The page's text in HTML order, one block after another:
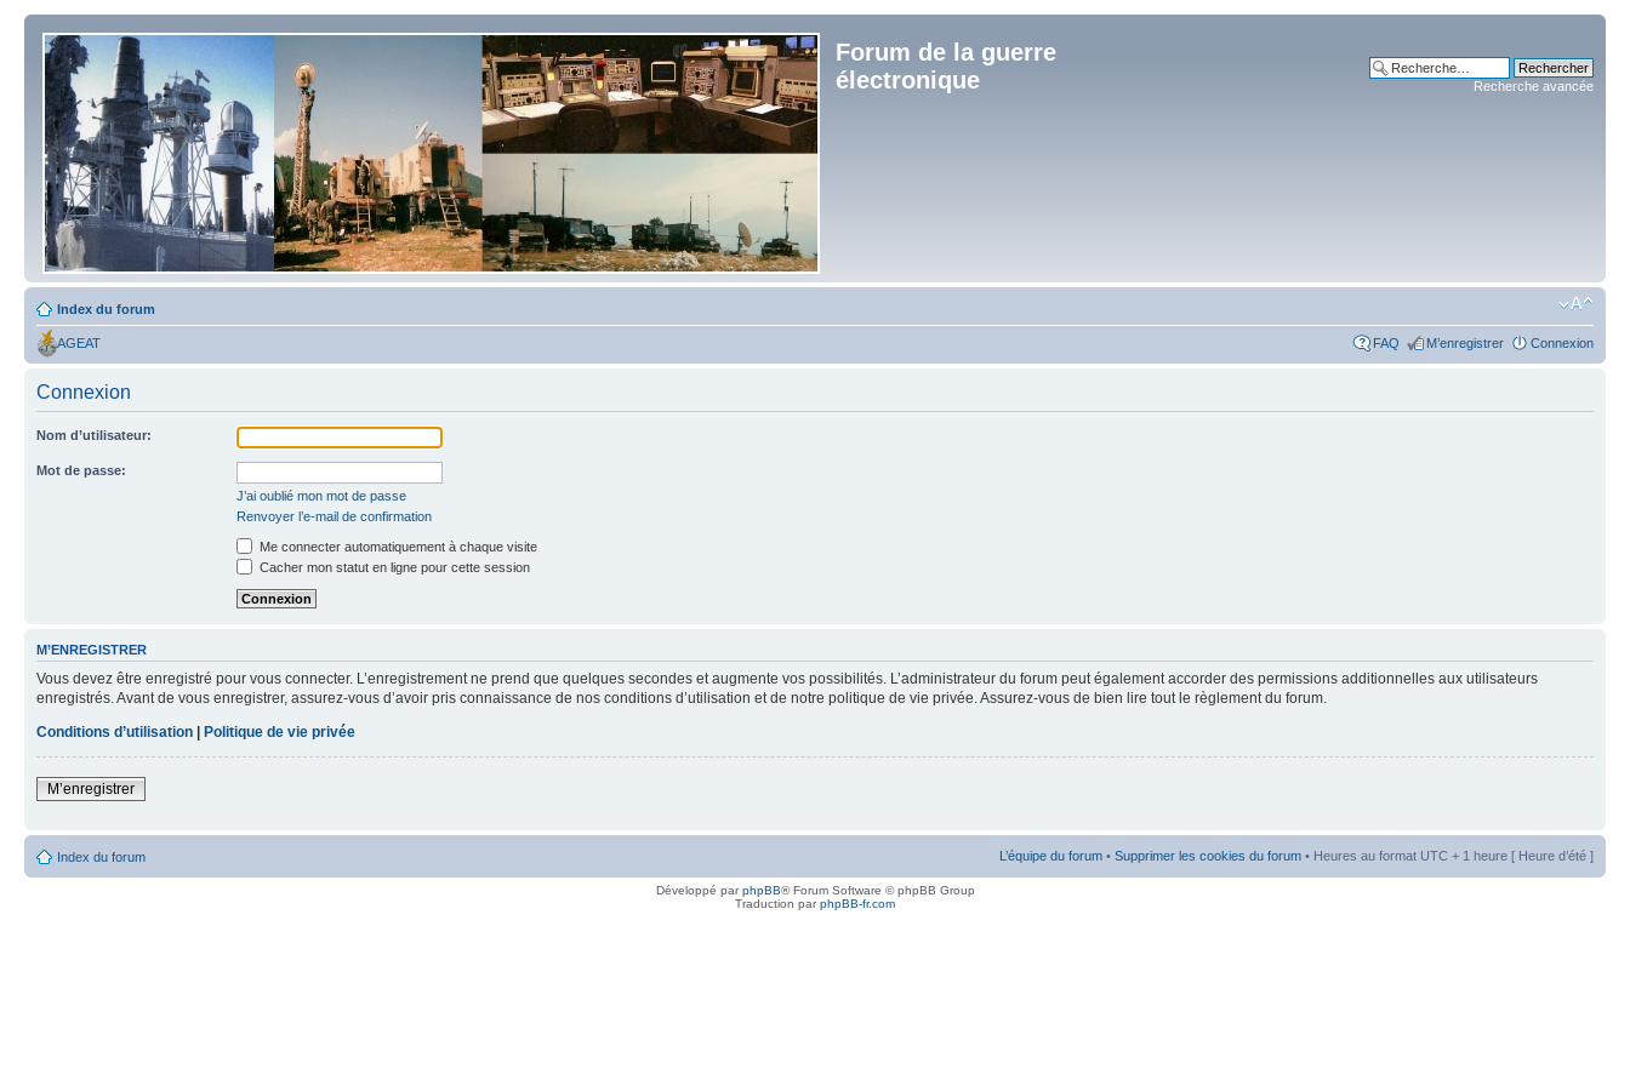
Forum de la guerre
électronique
Recherche avancée
Index du forum
AGEAT FAQ M’enregistrer Connexion
Connexion
Nom d’utilisateur:
Mot de passe:
J’ai oublié mon mot de passe
Renvoyer l’e-mail de confirmation
Me connecter automatiquement à chaque visite
Cacher mon statut en ligne pour cette session
M’ENREGISTRER
Vous devez être enregistré pour vous connecter. L’enregistrement ne prend que quelques secondes et augmente vos possibilités. L’administrateur du forum peut également accorder des permissions additionnelles aux utilisateurs
enregistrés. Avant de vous enregistrer, assurez-vous d’avoir pris connaissance de nos conditions d’utilisation et de notre politique de vie privée. Assurez-vous de bien lire tout le règlement du forum.
Conditions d’utilisation | Politique de vie privée
M’enregistrer
Index du forum L’équipe du forum • Supprimer les cookies du forum • Heures au format UTC + 1 heure [ Heure d’été ]
Développé parphpBB® Forum Software © phpBB Group
Traduction parphpBB-fr.com